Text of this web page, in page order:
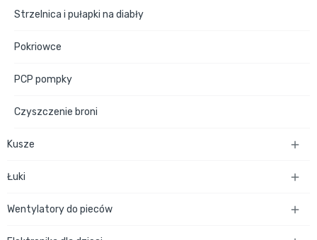
Strzelnica i pułapki na diabły
Pokriowce
PCP pompky
Czyszczenie broni
Kusze 
Łuki 
Wentylatory do pieców 